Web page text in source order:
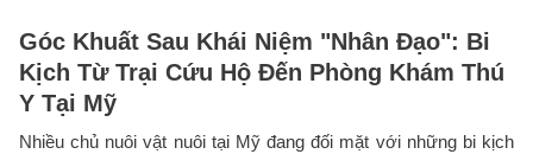
Góc Khuất Sau Khái Niệm "Nhân Đạo": Bi
Kịch Từ Trại Cứu Hộ Đến Phòng Khám Thú
Y Tại Mỹ
Nhiều chủ nuôi vật nuôi tại Mỹ đang đối mặt với những bi kịch